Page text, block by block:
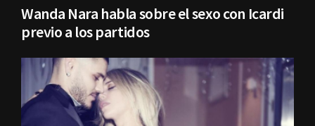
Wanda Nara habla sobre el sexo con Icardi
previo a los partidos